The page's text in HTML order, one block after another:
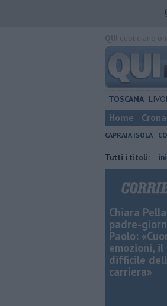
TOSCANA
Home
CAPRAIA ISOLA
Tutti i titoli:
Retiambiente, il dopo Fortini e lo
Chiara
padre-
Paolo:
emozioni, il
difficile
carriera»